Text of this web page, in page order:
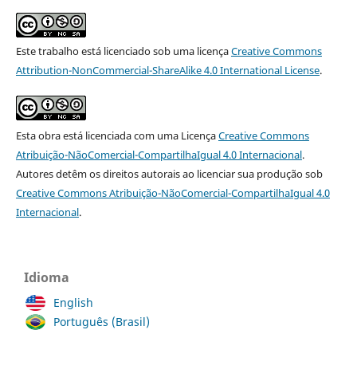
Este trabalho está licenciado sob uma licençaCreative Commons
Attribution-NonCommercial-ShareAlike 4.0 International License.
Esta obra está licenciada com uma LicençaCreative Commons
Atribuição-NãoComercial-CompartilhaIgual 4.0 Internacional.
Autores detêm os direitos autorais ao licenciar sua produção sob
Creative Commons Atribuição-NãoComercial-CompartilhaIgual 4.0
Internacional.
Idioma
English
Português (Brasil)